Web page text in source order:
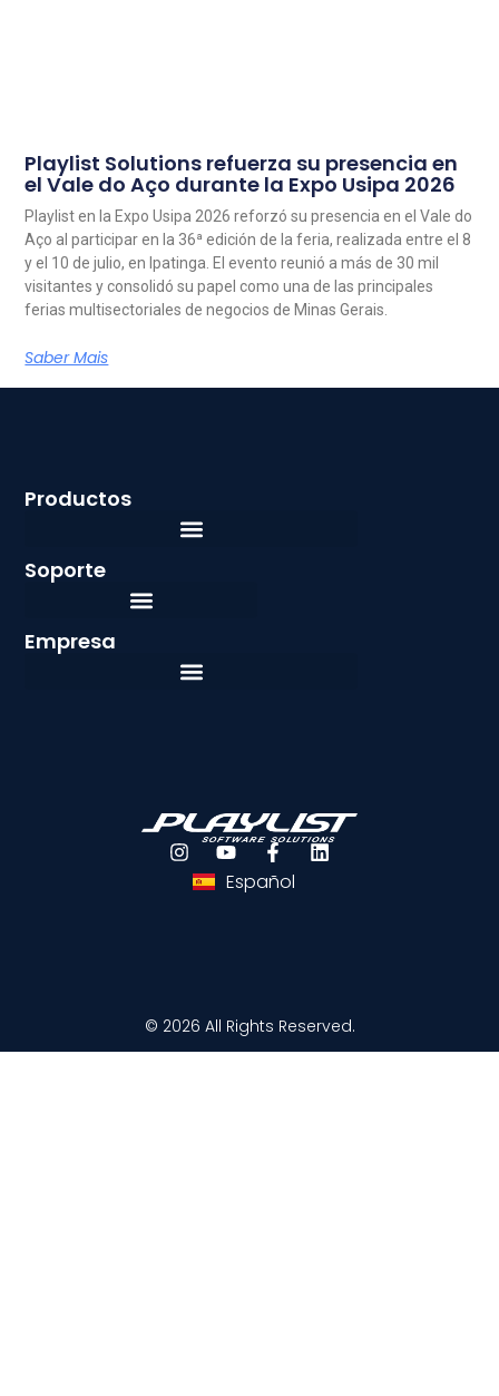
Playlist Solutions refuerza su presencia en
el Vale do Aço durante la Expo Usipa 2026
Playlist en la Expo Usipa 2026 reforzó su presencia en el Vale do
Aço al participar en la 36ª edición de la feria, realizada entre el 8
y el 10 de julio, en Ipatinga. El evento reunió a más de 30 mil
visitantes y consolidó su papel como una de las principales
ferias multisectoriales de negocios de Minas Gerais.
Saber Mais
Español
Português
English
Productos
Soporte
Empresa
© 2026 All Rights Reserved.